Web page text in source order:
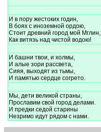
И в пору жестоких годин,
В боях с иноземной ордою,
Стоит древний город мой Мглин,
Как витязь над чистой водою!
И башни твои, и холмы,
И алые зори рассвета,
Сияя, выходят из тьмы,
И памятью сердце согрето.
Мы, дети великой страны,
Прославим свой город делами.
И предки седой старины
Незримо идут рядом с нами.